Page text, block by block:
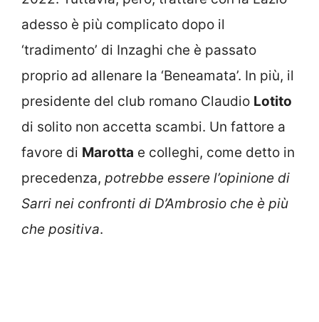
adesso è più complicato dopo il
‘tradimento’ di Inzaghi che è passato
proprio ad allenare la ‘Beneamata’. In più, il
presidente del club romano Claudio Lotito
di solito non accetta scambi. Un fattore a
favore di Marotta e colleghi, come detto in
precedenza, potrebbe essere l’opinione di
Sarri nei confronti di D’Ambrosio che è più
che positiva.